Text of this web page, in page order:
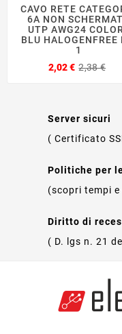
CAVO RETE
6A NON
UTP AWG24
BLU HALOGENFREE
1
2,02 € 2,38 €
Server sicuri
( Certificato
Politiche per
(scopri tempi
Diritto di
( D. lgs n. 21